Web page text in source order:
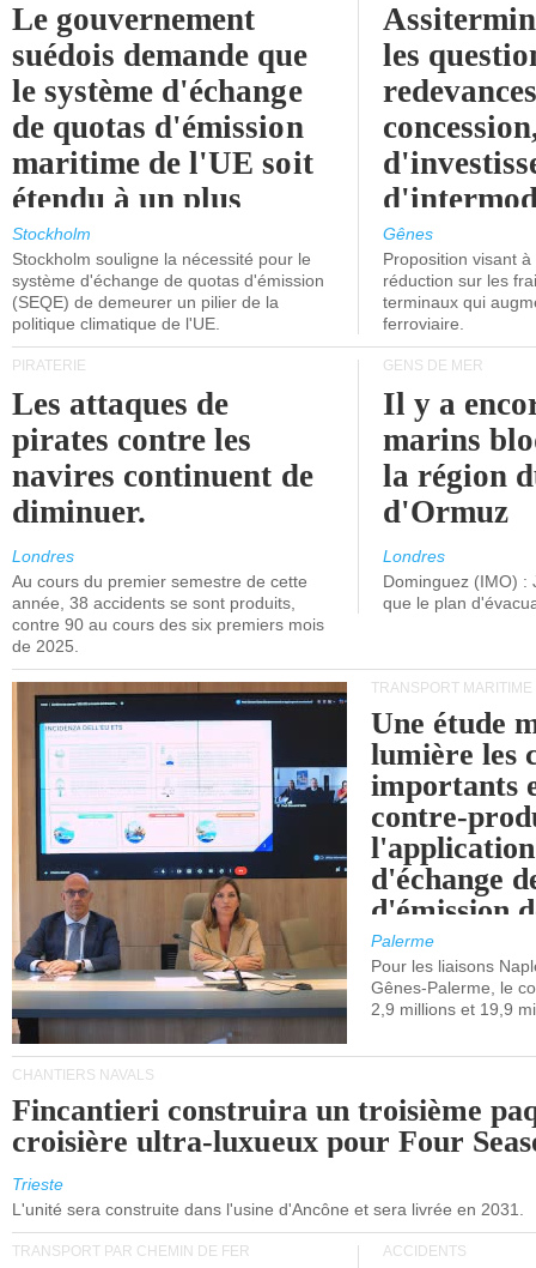
Le gouvernement
suédois demande que
le système d'échange
de quotas d'émission
maritime de l'UE soit
étendu à un plus
grand nombre de
navires.
Stockholm
Stockholm souligne la nécessité pour le
système d'échange de quotas d'émission
(SEQE) de demeurer un pilier de la
politique climatique de l'UE.
les
l'attention
politiciens.
Gênes
Proposition visant
réduction sur les
terminaux qui
ferroviaire.
PIRATERIE
Les attaques de
pirates contre les
navires continuent de
diminuer.
Londres
Au cours du premier semestre de cette
année, 38 accidents se sont produits,
contre 90 au cours des six premiers mois
de 2025.
GENS DE MER
Il y a
marins
la région
d'Ormuz
Londres
Dominguez (IMO) :
que le plan
TRANSPORT MARITIME
Une étude
lumière les
importants
contre-
d'échange
d'émission
(SEQE-UE)
maritimes
occidentale.
Palerme
Pour les liaisons
Gênes-Palerme, le
2,9 millions et 19,9
CHANTIERS NAVALS
Fincantieri construira un troisième
croisière ultra-luxueux pour Four
Trieste
L'unité sera construite dans l'usine d'Ancône et sera livrée en 2031.
TRANSPORT PAR CHEMIN DE FER ACCIDENTS